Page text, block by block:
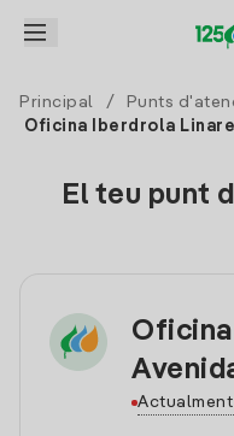
Principal / Punts
Oficina Iberdrola
El teu punt